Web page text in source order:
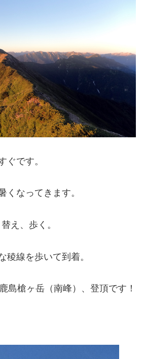
ぐです。
くなってきます。
え、歩く。
稜線を歩いて到着。
島槍ヶ岳（南峰）、登頂です！